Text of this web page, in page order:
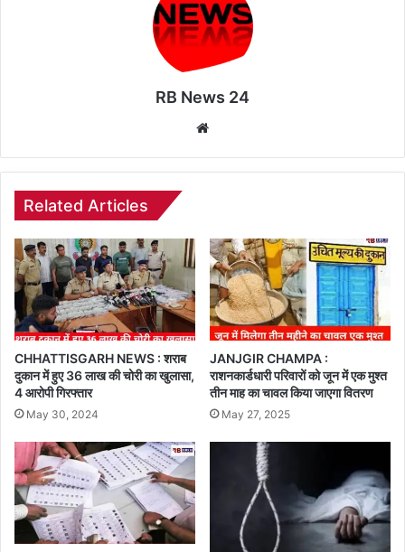
RB News 24
Related Articles
CHHATTISGARH NEWS : शराब
दुकान में हुए 36 लाख की चोरी का खुलासा,
4 आरोपी गिरफ्तार
May 30, 2024
JANJGIR CHAMPA :
राशनकार्डधारी परिवारों को जून में एक मुश्त
तीन माह का चावल किया जाएगा वितरण
May 27, 2025